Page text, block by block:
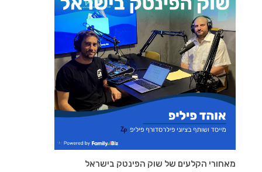
מאחורי הקלעים של שוק הפינטק בישראל